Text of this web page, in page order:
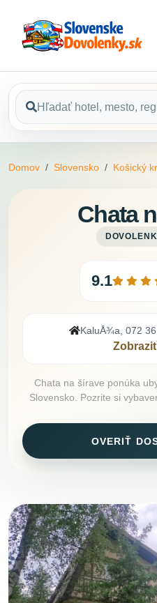
Domov Slovensko Košický
Chata
9.1
KaluÅ¾a, 072
Chata na šírave ponúka
Slovensko. Pozrite si
OVERIŤ